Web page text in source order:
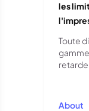
les
Toute
About